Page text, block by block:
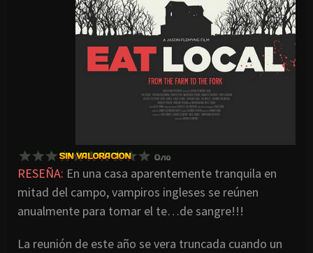
RESEÑA: En una casa aparentemente tranquila en
mitad del campo, vampiros ingleses se reúnen
anualmente para tomar el te…de sangre!!!
La reunión de este año se vera truncada cuando un